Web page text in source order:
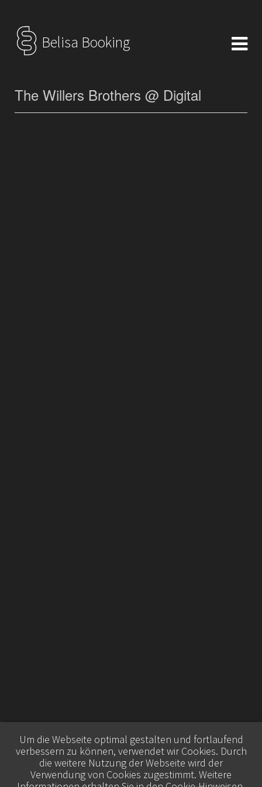
Belisa Booking
The Willers Brothers @ Digital
Um die Webseite optimal gestalten und fortlaufend
verbessern zu können, verwendet wir Cookies. Durch
die weitere Nutzung der Webseite wird der
Verwendung von Cookies zugestimmt. Weitere